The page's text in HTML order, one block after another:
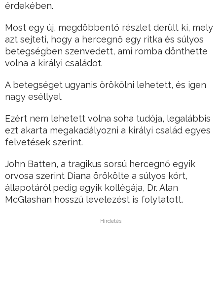
érdekében.
Most egy új, megdöbbentő részlet derült ki, mely
azt sejteti, hogy a hercegnő egy ritka és súlyos
betegségben szenvedett, ami romba dönthette
volna a királyi családot.
A betegséget ugyanis örökölni lehetett, és igen
nagy eséllyel.
Ezért nem lehetett volna soha tudója, legalábbis
ezt akarta megakadályozni a királyi család egyes
felvetések szerint.
John Batten, a tragikus sorsú hercegnő egyik
orvosa szerint Diana örökölte a súlyos kórt,
állapotáról pedig egyik kollégája, Dr. Alan
McGlashan hosszú levelezést is folytatott.
Hirdetés